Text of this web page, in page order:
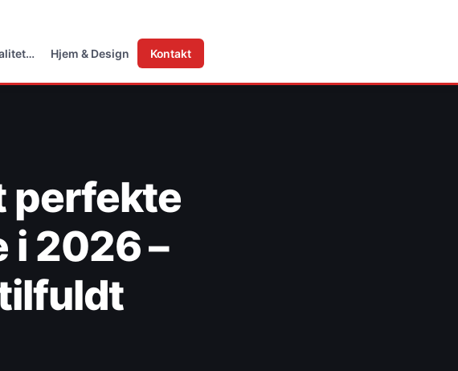
Hjem & Design Kontakt
perfekte
2026 –